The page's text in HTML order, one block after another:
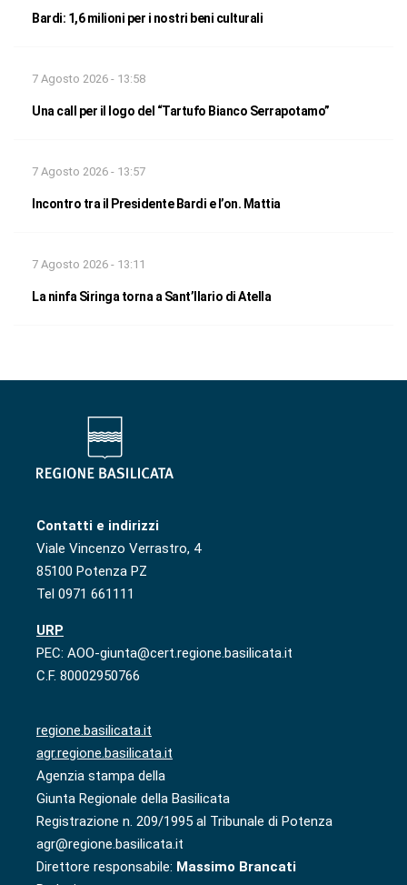
Bardi: 1,6 milioni per i nostri beni culturali
7 Agosto 2026 - 13:58
Una call per il logo del “Tartufo Bianco Serrapotamo”
7 Agosto 2026 - 13:57
Incontro tra il Presidente Bardi e l’on. Mattia
7 Agosto 2026 - 13:11
La ninfa Siringa torna a Sant’Ilario di Atella
Contatti e indirizzi
Viale Vincenzo Verrastro, 4
85100 Potenza PZ
Tel 0971 661111
URP
PEC: AOO-giunta@cert.regione.basilicata.it
C.F. 80002950766
regione.basilicata.it
agr.regione.basilicata.it
Agenzia stampa della
Giunta Regionale della Basilicata
Registrazione n. 209/1995 al Tribunale di Potenza
agr@regione.basilicata.it
Direttore responsabile: Massimo Brancati